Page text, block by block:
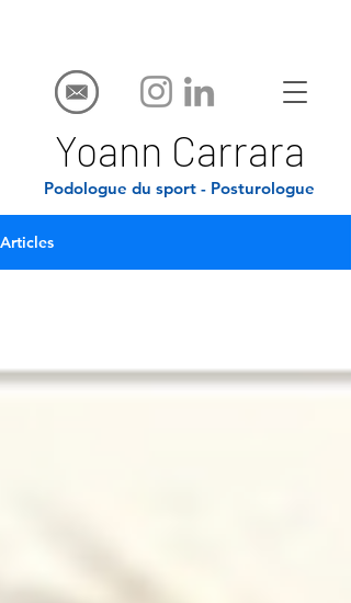
Yoann Carrara
Podologue du sport - Posturologue
Articles